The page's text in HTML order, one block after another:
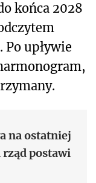
końca 2028
upływie
na ostatniej
rząd postawi